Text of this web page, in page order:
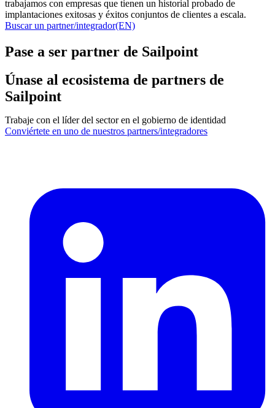
trabajamos con empresas que tienen un historial probado de
implantaciones exitosas y éxitos conjuntos de clientes a escala.
Buscar un partner/integrador(EN)
Pase a ser partner de Sailpoint
Únase al ecosistema de partners de
Sailpoint
Trabaje con el líder del sector en el gobierno de identidad
Conviértete en uno de nuestros partners/integradores